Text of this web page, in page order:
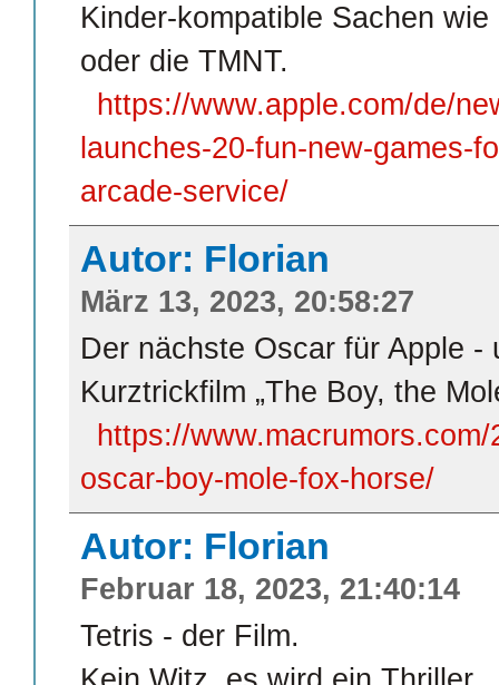
Kinder-kompatible Sachen
oder die TMNT.
https://www.apple.com/de/
launches-20-fun-new-games-
arcade-service/
Autor: Florian
März 13, 2023, 20:58:27
Der nächste Oscar für Apple
Kurztrickfilm „The Boy, the
https://
oscar-boy-mole-fox-horse/
Autor: Florian
Februar 18, 2023, 21:40:14
Tetris - der Film.